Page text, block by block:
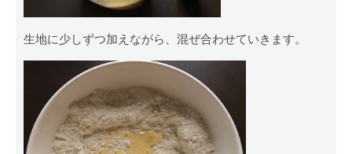
生地に少しずつ加えながら、混ぜ合わせていきます。